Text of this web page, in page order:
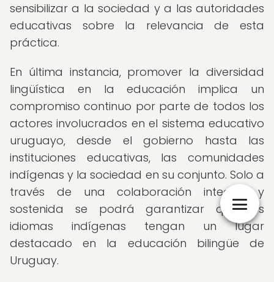
sensibilizar a la sociedad y a las autoridades
educativas sobre la relevancia de esta
práctica.
En última instancia, promover la diversidad
lingüística en la educación implica un
compromiso continuo por parte de todos los
actores involucrados en el sistema educativo
uruguayo, desde el gobierno hasta las
instituciones educativas, las comunidades
indígenas y la sociedad en su conjunto. Solo a
través de una colaboración integral y
sostenida se podrá garantizar que los
idiomas indígenas tengan un lugar
destacado en la educación bilingüe de
Uruguay.